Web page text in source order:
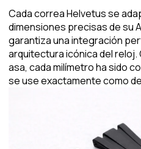
Cada correa Helvetus se
dimensiones precisas de su
garantiza una integración
arquitectura icónica del reloj.
asa, cada milímetro ha sido
se use exactamente como